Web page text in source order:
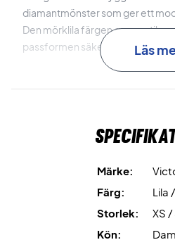
diamantmönster som ger ett
Den mörklila färgen ger en
passformen säkerställer optimal
Läs
Märke:
Färg:
Lila
Storlek:
XS /
Kön:
Dam